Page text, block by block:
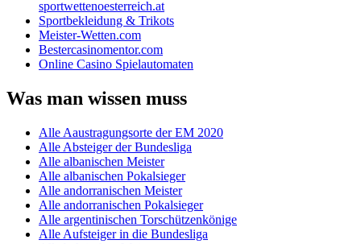
sportwettenoesterreich.at
Sportbekleidung & Trikots
Meister-Wetten.com
Bestercasinomentor.com
Online Casino Spielautomaten
Was man wissen muss
Alle Aaustragungsorte der EM 2020
Alle Absteiger der Bundesliga
Alle albanischen Meister
Alle albanischen Pokalsieger
Alle andorranischen Meister
Alle andorranischen Pokalsieger
Alle argentinischen Torschützenkönige
Alle Aufsteiger in die Bundesliga